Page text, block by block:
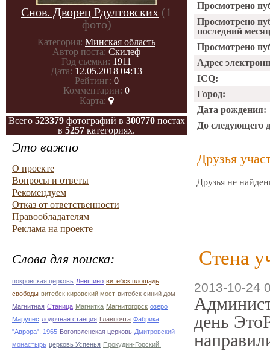
Снов. Дворец Рдултовских (1
фото)
Категория: Минская область
Автор поста: Скилеф
Год съемки: 1911
Дата: 12.05.2018 04:13
Рейтинг: 0
Комментарии: 0
Карта:
Всего 523379фотографий в 300770постах
в 5257 категориях.
Это важно
О проекте
Вопросы и ответы
Рекомендуем
Отказ от ответственности
Правообладателям
Реклама на проекте
Слова для поиска:
покровская церковь Лёвшино витебск площадь
свободы витебск кировский мост витебск синий дом
Магнитная Станица Магнитка Магнитогорск озеро
Марупес лодочная станция Главпочта Фабрика
"Аврора". 1965 Богоявленская церковь Дмитровский
монастырь церковь Успенья Прокудин-Горский.
Просмотрено
Просмотрено
последний
Просмотрено
Адрес
ICQ:
Город:
Дата рождения:
До следующего
Друзья
Друзья не
Стена
2013-10-24
день